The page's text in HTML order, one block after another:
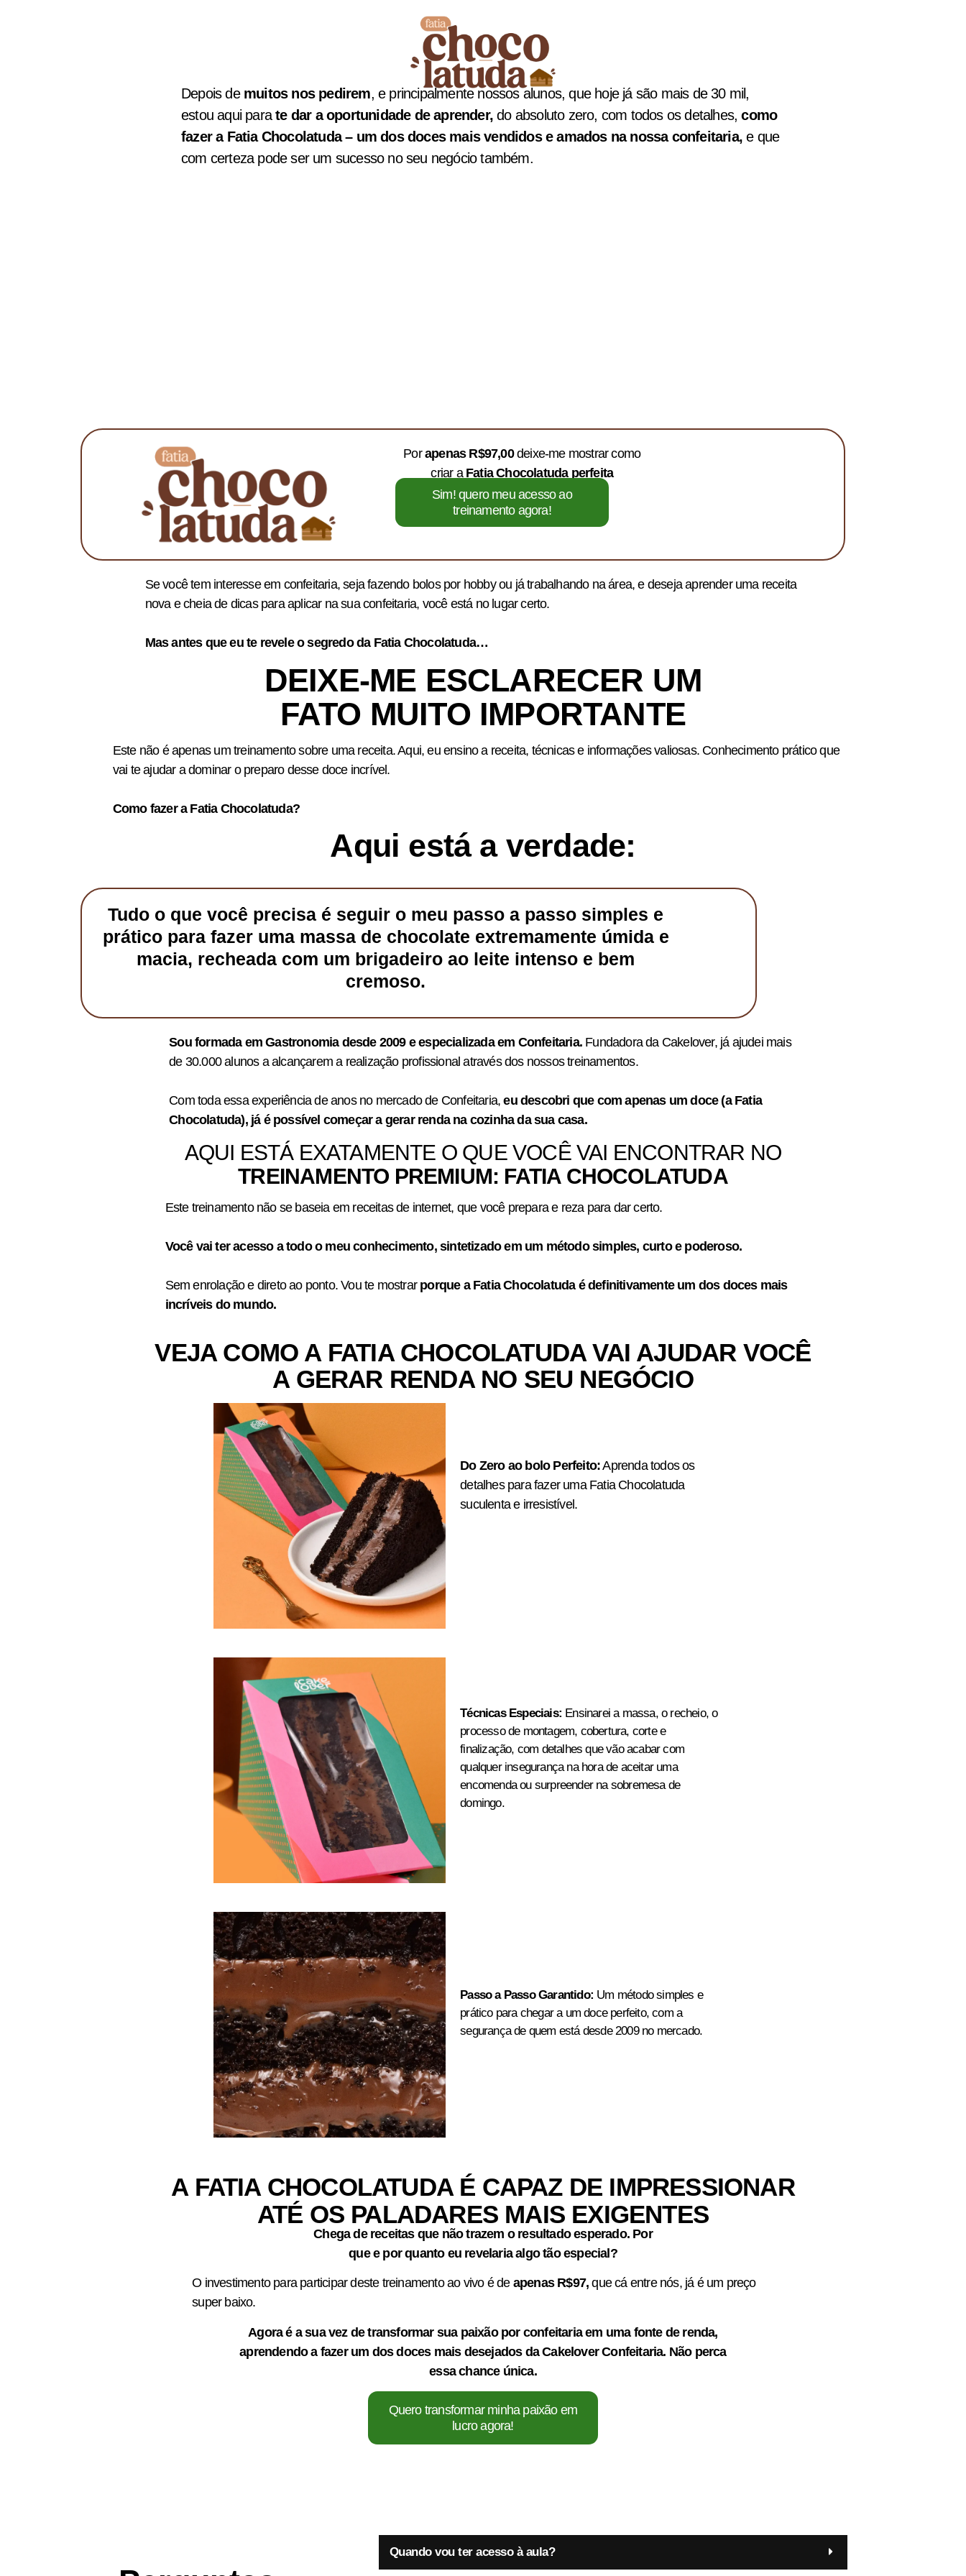
Depois de muitos nos pedirem, e principalmente nossos alunos, que hoje já são mais de 30 mil,
estou aqui parate dar a oportunidade de aprender, do absoluto zero, com todos os detalhes,como
fazer a Fatia Chocolatuda – um dos doces mais vendidos e amados na nossa confeitaria, e que
com certeza pode ser um sucesso no seu negócio também.
Porapenas R$97,00deixe-me mostrar como
criar a Fatia Chocolatuda perfeita
Sim! quero meu acesso ao
treinamento agora!
Se você tem interesse em confeitaria, seja fazendo bolos por hobby ou já trabalhando na área, e deseja aprender uma receita
nova e cheia de dicas para aplicar na sua confeitaria, você está no lugar certo.
Mas antes que eu te revele o segredo da Fatia Chocolatuda…
DEIXE-ME ESCLARECER UM
FATO MUITO IMPORTANTE
Este não é apenas um treinamento sobre uma receita. Aqui, eu ensino a receita, técnicas e informações valiosas. Conhecimento prático que
vai te ajudar a dominar o preparo desse doce incrível.
Como fazer a Fatia Chocolatuda?
Aqui está a verdade:
Tudo o que você precisa é seguir o meu passo a passo simples e
prático para fazer uma massa de chocolate extremamente úmida e
macia, recheada com um brigadeiro ao leite intenso e bem
cremoso.
Sou formada em Gastronomia desde 2009 e especializada em Confeitaria. Fundadora da Cakelover, já ajudei mais
de 30.000 alunos a alcançarem a realização profissional através dos nossos treinamentos.
Com toda essa experiência de anos no mercado de Confeitaria, eu descobri que com apenas um doce (a Fatia
Chocolatuda), já é possível começar a gerar renda na cozinha da sua casa.
AQUI ESTÁ EXATAMENTE O QUE VOCÊ VAI ENCONTRAR NO
TREINAMENTO PREMIUM: FATIA CHOCOLATUDA
Este treinamento não se baseia em receitas de internet, que você prepara e reza para dar certo.
Você vai ter acesso a todo o meu conhecimento, sintetizado em um método simples, curto e poderoso.
Sem enrolação e direto ao ponto. Vou te mostrar porque a Fatia Chocolatuda é definitivamente um dos doces mais
incríveis do mundo.
VEJA COMO A FATIA CHOCOLATUDA VAI AJUDAR VOCÊ
A GERAR RENDA NO SEU NEGÓCIO
Do Zero ao bolo Perfeito:Aprenda todos os
detalhes para fazer uma Fatia Chocolatuda
suculenta e irresistível.
Técnicas Especiais: Ensinarei a massa, o recheio, o
processo de montagem, cobertura, corte e
finalização, com detalhes que vão acabar com
qualquer insegurança na hora de aceitar uma
encomenda ou surpreender na sobremesa de
domingo.
Passo a Passo Garantido: Um método simples e
prático para chegar a um doce perfeito, com a
segurança de quem está desde 2009 no mercado.
A FATIA CHOCOLATUDA É CAPAZ DE IMPRESSIONAR
ATÉ OS PALADARES MAIS EXIGENTES
Chega de receitas que não trazem o resultado esperado. Por
que e por quanto eu revelaria algo tão especial?
O investimento para participar deste treinamento ao vivo é de apenas R$97, que cá entre nós, já é um preço
super baixo.
Agora é a sua vez de transformar sua paixão por confeitaria em uma fonte de renda,
aprendendo a fazer um dos doces mais desejados da Cakelover Confeitaria. Não perca
essa chance única.
Quero transformar minha paixão em
lucro agora!
Quando vou ter acesso à aula?